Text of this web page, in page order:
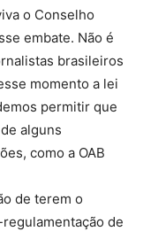
o Conselho
embate. Não é
brasileiros
momento a lei
permitir que
alguns
como a OAB
de terem o
de